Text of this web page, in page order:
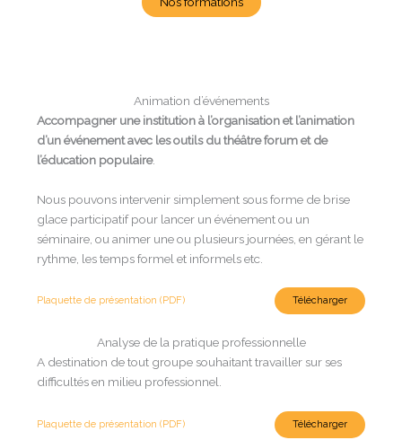
Animation d’événements
Accompagner une institution à l’organisation et l’animation
d’un événement avec les outils du théâtre forum et de
l’éducation populaire.
Nous pouvons intervenir simplement sous forme de brise
glace participatif pour lancer un événement ou un
séminaire, ou animer une ou plusieurs journées, en gérant le
rythme, les temps formel et informels etc.
Plaquette de présentation (PDF) Télécharger
Analyse de la pratique professionnelle
A destination de tout groupe souhaitant travailler sur ses
difficultés en milieu professionnel.
Plaquette de présentation (PDF) Télécharger